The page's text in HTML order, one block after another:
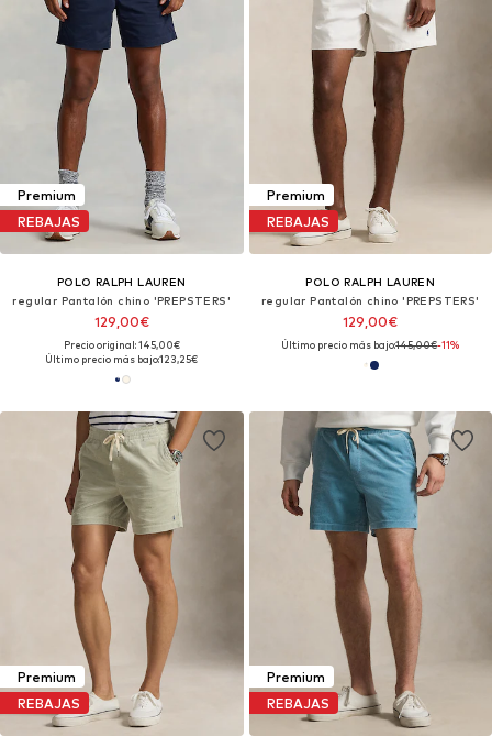
Premium
REBAJAS
POLO RALPH LAUREN
regular Pantalón chino 'PREPSTERS'
129,00€
Precio original: 145,00€
Último precio más bajo:123,25€
Premium
REBAJAS
POLO RALPH LAUREN
regular Pantalón chino 'PREPSTERS'
129,00€
Último precio más bajo:145,00€-11%
Premium
REBAJAS
Premium
REBAJAS